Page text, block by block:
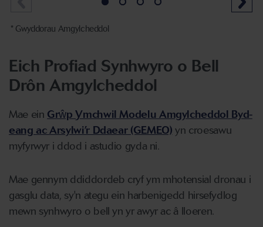
* Gwyddorau Amgylcheddol
Eich Profiad Synhwyro o Bell
Drôn Amgylcheddol
Mae ein Grŵp Ymchwil Modelu Amgylcheddol Byd-
eang ac Arsylwi’r Ddaear (GEMEO) yn croesawu
myfyrwyr i ddod i astudio gyda ni.
Mae gennym ddiddordeb cryf ym mhotensial dronau i
gasglu data, sy'n ategu ein harbenigedd hirsefydlog
mewn synhwyro o bell yn yr awyr ac â lloeren.